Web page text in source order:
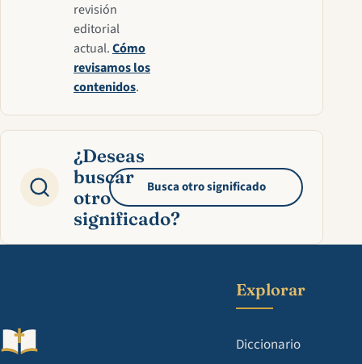
revisión
editorial
actual.Cómo
revisamos los
contenidos.
¿Deseas
buscar
otro
significado?
Busca otro significado
Explorar
Diccionario